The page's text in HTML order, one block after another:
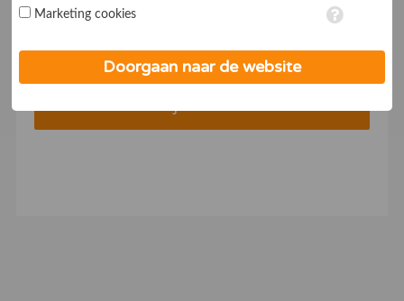
op ieder moment aanpassen in de
. Lees voor meer
Marketing cookies
Doorgaan naar de website